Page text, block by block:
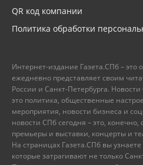
QR код компании
Политика обработки
Интернет-издание Газета.СПб – это
ежедневно представляет своим
России и Санкт-Петербурга.
это политика, общественные
мероприятия, новости бизнеса и
новости СПб сегодня – это, конечно,
премьеры и выставки, концерты и
На страницах Газета.СПб вы
которые затрагивают не только